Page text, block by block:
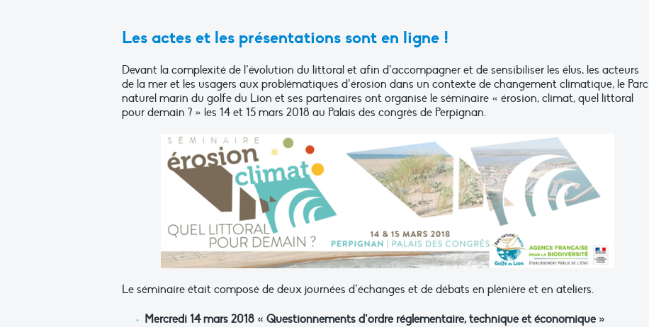
Les actes et les présentations sont en ligne !
Devant la complexité de l’évolution du littoral et afin d’accompagner et de sensibiliser les élus, les acteurs
de la mer et les usagers aux problématiques d’érosion dans un contexte de changement climatique, le Parc
naturel marin du golfe du Lion et ses partenaires ont organisé le séminaire « érosion, climat, quel littoral
pour demain ? » les 14 et 15 mars 2018 au Palais des congrès de Perpignan.
Le séminaire était composé de deux journées d’échanges et de débats en plénière et en ateliers.
Mercredi 14 mars 2018 « Questionnements d’ordre réglementaire, technique et économique »